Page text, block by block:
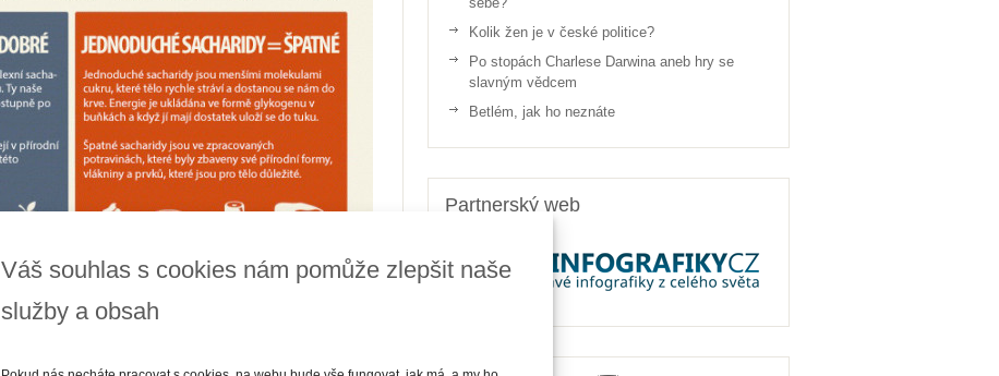
Váš souhlas s cookies nám pomůže zlepšit naše
služby a obsah
Kolik žen je v české politice?
Po stopách Charlese Darwina aneb hry se
slavným vědcem
Betlém, jak ho neznáte
Partnerský web